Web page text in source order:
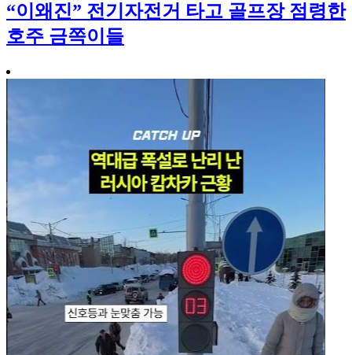
“이왜진” 전기자전거 타고 골프장 점령한
호주 금쪽이들